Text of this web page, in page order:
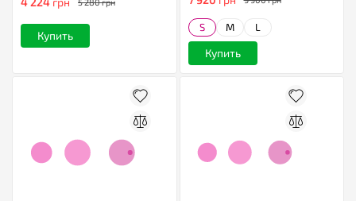
5 280 грн
Купить
S M L
Купить